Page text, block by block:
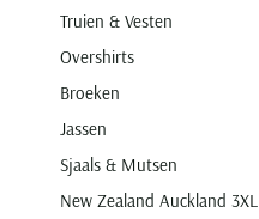
Truien & Vesten
Overshirts
Broeken
Jassen
Sjaals & Mutsen
New Zealand Auckland 3XL